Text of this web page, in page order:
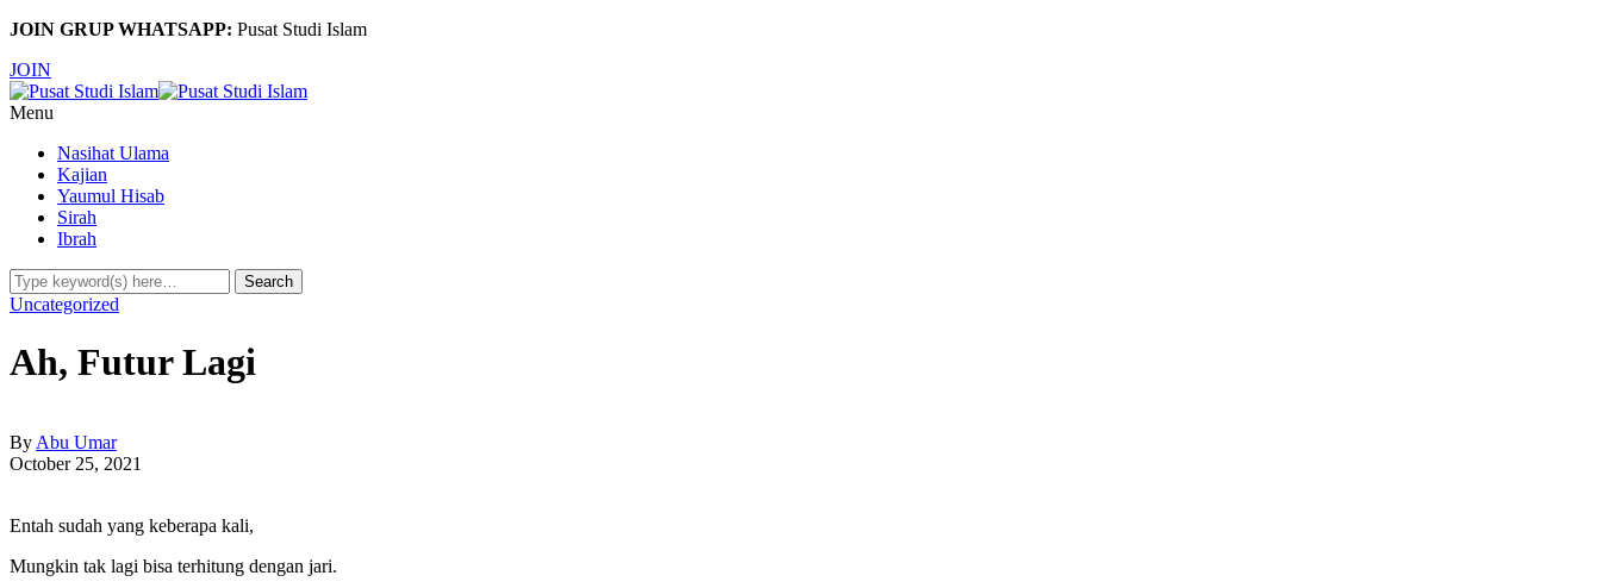
JOIN GRUP WHATSAPP: Pusat Studi Islam
JOIN
Menu
Nasihat Ulama
Kajian
Yaumul Hisab
Sirah
Ibrah
Uncategorized
Ah, Futur Lagi
By Abu Umar
October 25, 2021
Entah sudah yang keberapa kali,
Mungkin tak lagi bisa terhitung dengan jari.